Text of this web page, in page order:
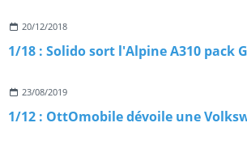
20/12/2018
1/18 : Solido sort l'Alpine A310 pack
23/08/2019